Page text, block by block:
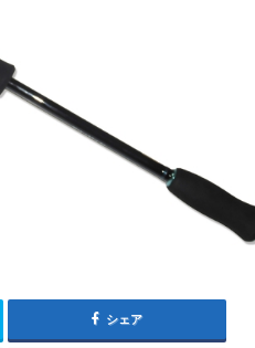
シェア